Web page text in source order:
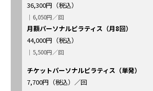
36,300円（税込）
｜6,050円／回
月額パーソナルピラティス（月8回）
44,000円（税込）
｜5,500円／回
チケットパーソナルピラティス（単発）
7,700円（税込）／回